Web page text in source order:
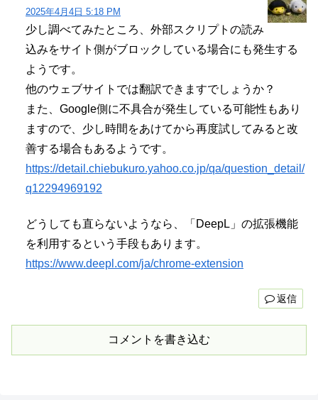
2025年4月4日 5:18 PM
少し調べてみたところ、外部スクリプトの読み
込みをサイト側がブロックしている場合にも発生する
ようです。
他のウェブサイトでは翻訳できますでしょうか？
また、Google側に不具合が発生している可能性もあり
ますので、少し時間をあけてから再度試してみると改
善する場合もあるようです。
https://detail.chiebukuro.yahoo.co.jp/qa/question_detail/
q12294969192
どうしても直らないようなら、「DeepL」の拡張機能
を利用するという手段もあります。
https://www.deepl.com/ja/chrome-extension
返信
コメントを書き込む